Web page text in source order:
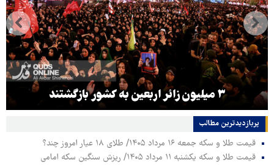
۳ میلیون زائر اربعین به کشور بازگشتند
پربازدیدترین‌ مطالب
قیمت طلا و سکه جمعه ۱۶ مرداد ۱۴۰۵/ طلای ۱۸ عیار امروز چند؟
قیمت طلا و سکه یکشنبه ۱۱ مرداد ۱۴۰۵/ ریزش سنگین سکه امامی